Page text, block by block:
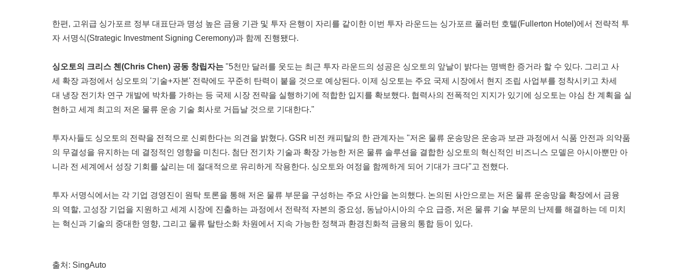
한편, 고위급 싱가포르 정부 대표단과 명성 높은 금융 기관 및 투자 은행이 자리를 같이한 이번 투자 라운드는 싱가포르 풀러턴 호텔(Fullerton Hotel)에서 전략적 투
자 서명식(Strategic Investment Signing Ceremony)과 함께 진행됐다.
싱오토의 크리스 첸 (Chris Chen) 공동 창립자는 "5천만 달러를 웃도는 최근 투자 라운드의 성공은 싱오토의 앞날이 밝다는 명백한 증거라 할 수 있다. 그리고 사
세 확장 과정에서 싱오토의 '기술+자본' 전략에도 꾸준히 탄력이 붙을 것으로 예상된다. 이제 싱오토는 주요 국제 시장에서 현지 조립 사업부를 정착시키고 차세
대 냉장 전기차 연구 개발에 박차를 가하는 등 국제 시장 전략을 실행하기에 적합한 입지를 확보했다. 협력사의 전폭적인 지지가 있기에 싱오토는 야심 찬 계획을 실
현하고 세계 최고의 저온 물류 운송 기술 회사로 거듭날 것으로 기대한다."
투자사들도 싱오토의 전략을 전적으로 신뢰한다는 의견을 밝혔다. GSR 비전 캐피탈의 한 관계자는 "저온 물류 운송망은 운송과 보관 과정에서 식품 안전과 의약품
의 무결성을 유지하는 데 결정적인 영향을 미친다. 첨단 전기차 기술과 확장 가능한 저온 물류 솔루션을 결합한 싱오토의 혁신적인 비즈니스 모델은 아시아뿐만 아
니라 전 세계에서 성장 기회를 살리는 데 절대적으로 유리하게 작용한다. 싱오토와 여정을 함께하게 되어 기대가 크다"고 전했다.
투자 서명식에서는 각 기업 경영진이 원탁 토론을 통해 저온 물류 부문을 구성하는 주요 사안을 논의했다. 논의된 사안으로는 저온 물류 운송망을 확장에서 금융
의 역할, 고성장 기업을 지원하고 세계 시장에 진출하는 과정에서 전략적 자본의 중요성, 동남아시아의 수요 급증, 저온 물류 기술 부문의 난제를 해결하는 데 미치
는 혁신과 기술의 중대한 영향, 그리고 물류 탈탄소화 차원에서 지속 가능한 정책과 환경친화적 금융의 통합 등이 있다.
출처: SingAuto